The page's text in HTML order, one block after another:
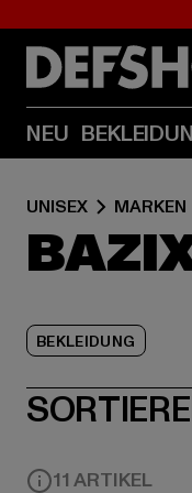
NEU
UNISEX MARKEN
BEKLEIDUNG
11 ARTIKEL